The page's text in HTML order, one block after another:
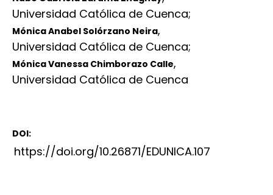
Universidad Católica de Cuenca;
Mónica Anabel Solórzano Neira,
Universidad Católica de Cuenca;
Mónica Vanessa Chimborazo Calle,
Universidad Católica de Cuenca
DOI:
https://doi.org/10.26871/EDUNICA.107